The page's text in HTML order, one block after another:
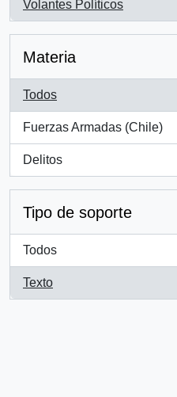
Volantes Políticos
, 1 resultados
Materia
Todos
Fuerzas Armadas (Chile)
, 1 resultados
Delitos
, 1 resultados
Tipo de soporte
Todos
Texto
, 1 resultados